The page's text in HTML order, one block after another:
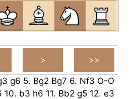
g6 5. Bg2 Bg7 6. Nf3 O-O
10. b3 h6 11. Bb2 g5 12. e3